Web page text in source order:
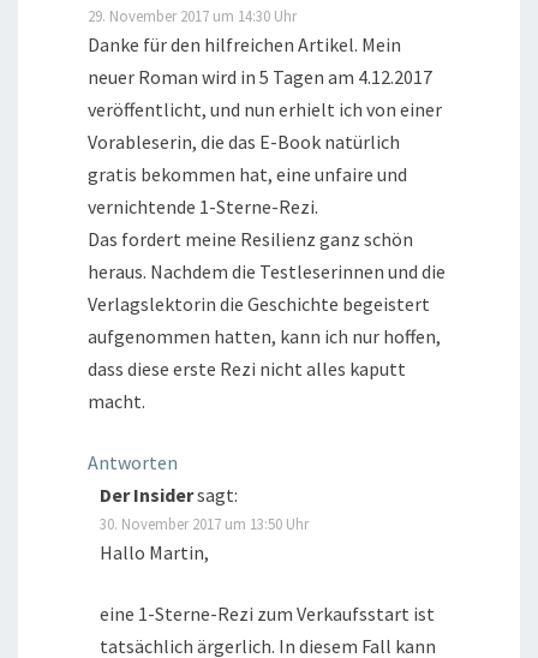
29. November 2017 um 14:30 Uhr
Danke für den hilfreichen Artikel. Mein
neuer Roman wird in 5 Tagen am 4.12.2017
veröffentlicht, und nun erhielt ich von einer
Vorableserin, die das E-Book natürlich
gratis bekommen hat, eine unfaire und
vernichtende 1-Sterne-Rezi.
Das fordert meine Resilienz ganz schön
heraus. Nachdem die Testleserinnen und die
Verlagslektorin die Geschichte begeistert
aufgenommen hatten, kann ich nur hoffen,
dass diese erste Rezi nicht alles kaputt
macht.
Antworten
Der Insidersagt:
30. November 2017 um 13:50 Uhr
Hallo Martin,
eine 1-Sterne-Rezi zum Verkaufsstart ist
tatsächlich ärgerlich. In diesem Fall kann